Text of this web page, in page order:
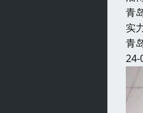
青
实
青
24-